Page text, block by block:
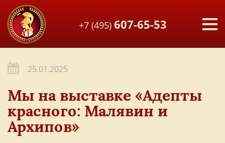
+7 (495) 607-65-53
25.01.2025
Мы на выставке «Адепты
красного: Малявин и
Архипов»